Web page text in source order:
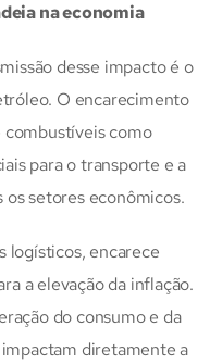
na economia
desse impacto é o
O encarecimento
como
para o transporte e a
setores econômicos.
logísticos, encarece
a elevação da inflação.
do consumo e da
diretamente a